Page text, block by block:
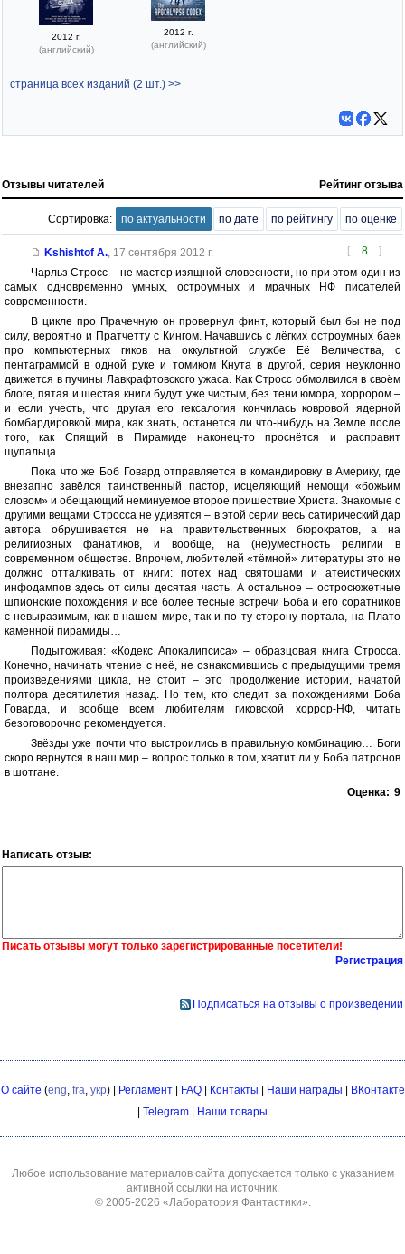
2012 г.
(английский)
2012 г.
(английский)
страница всех изданий (2 шт.) >>
Отзывы читателей Рейтинг отзыва
Сортировка: по актуальности по дате по рейтингу по оценке
[ 8 ]
Kshishtof A., 17 сентября 2012 г.
Чарльз Стросс – не мастер изящной словесности, но при этом один из
самых одновременно умных, остроумных и мрачных НФ писателей
современности.
В цикле про Прачечную он провернул финт, который был бы не под
силу, вероятно и Пратчетту с Кингом. Начавшись с лёгких остроумных баек
про компьютерных гиков на оккультной службе Её Величества, с
пентаграммой в одной руке и томиком Кнута в другой, серия неуклонно
движется в пучины Лавкрафтовского ужаса. Как Стросс обмолвился в своём
блоге, пятая и шестая книги будут уже чистым, без тени юмора, хоррором –
и если учесть, что другая его гексалогия кончилась ковровой ядерной
бомбардировкой мира, как знать, останется ли что-нибудь на Земле после
того, как Спящий в Пирамиде наконец-то проснётся и расправит
щупальца…
Пока что же Боб Говард отправляется в командировку в Америку, где
внезапно завёлся таинственный пастор, исцеляющий немощи «божьим
словом» и обещающий неминуемое второе пришествие Христа. Знакомые с
другими вещами Стросса не удивятся – в этой серии весь сатирический дар
автора обрушивается не на правительственных бюрократов, а на
религиозных фанатиков, и вообще, на (не)уместность религии в
современном обществе. Впрочем, любителей «тёмной» литературы это не
должно отталкивать от книги: потех над святошами и атеистических
инфодампов здесь от силы десятая часть. А остальное – остросюжетные
шпионские похождения и всё более тесные встречи Боба и его соратников
с невыразимым, как в нашем мире, так и по ту сторону портала, на Плато
каменной пирамиды…
Подытоживая: «Кодекс Апокалипсиса» – образцовая книга Стросса.
Конечно, начинать чтение с неё, не ознакомившись с предыдущими тремя
произведениями цикла, не стоит – это продолжение истории, начатой
полтора десятилетия назад. Но тем, кто следит за похождениями Боба
Говарда, и вообще всем любителям гиковской хоррор-НФ, читать
безоговорочно рекомендуется.
Звёзды уже почти что выстроились в правильную комбинацию… Боги
скоро вернутся в наш мир – вопрос только в том, хватит ли у Боба патронов
в шотгане.
Оценка: 9
Написать отзыв:
Писать отзывы могут только зарегистрированные посетители!
Регистрация
Подписаться на отзывы о произведении
О сайте (eng fra укр) | Регламент| FAQ| Контакты | Наши награды | ВКонтакте
| Telegram | Наши товары
Любое использование материалов сайта допускается только с указанием
активной ссылки на источник.
© 2005-2026 «Лаборатория Фантастики»